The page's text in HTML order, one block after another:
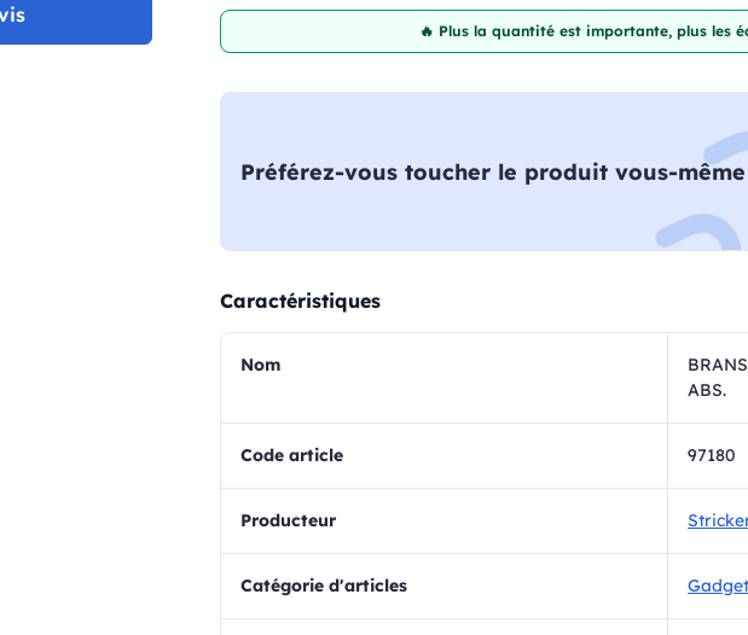
🔥 Plus la quantité est importante, plus les
Préférez-vous toucher le produit vous-même
Caractéristiques
Nom
ABS.
Code article 97180
Producteur
Catégorie d'articles